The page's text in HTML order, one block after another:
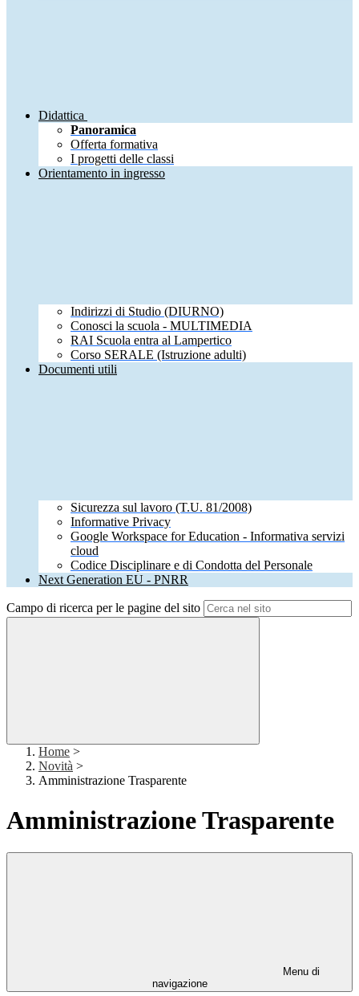
Didattica
Panoramica
Offerta formativa
I progetti delle classi
Orientamento in ingresso
Indirizzi di Studio (DIURNO)
Conosci la scuola - MULTIMEDIA
RAI Scuola entra al Lampertico
Corso SERALE (Istruzione adulti)
Documenti utili
Sicurezza sul lavoro (T.U. 81/2008)
Informative Privacy
Google Workspace for Education - Informativa servizi
cloud
Codice Disciplinare e di Condotta del Personale
Next Generation EU - PNRR
Campo di ricerca per le pagine del sito
Home >
Novità >
Amministrazione Trasparente
Amministrazione Trasparente
Menu di
navigazione